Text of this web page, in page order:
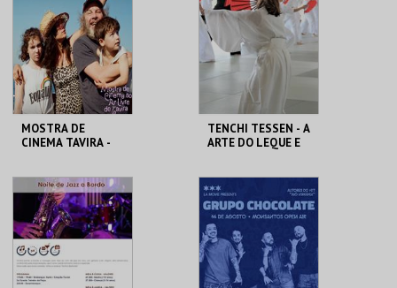
MAIS INFO
COMPRAR
MAIS INFO
COMPRAR
MOSTRA DE
CINEMA TAVIRA -
CLAUSTROS
CONVENTO CARMO
MAIS INFO
COMPRAR
TENCHI TESSEN - A
ARTE DO LEQUE E
MUSEU DO ORIENTE.
MAIS INFO
INSCREVER